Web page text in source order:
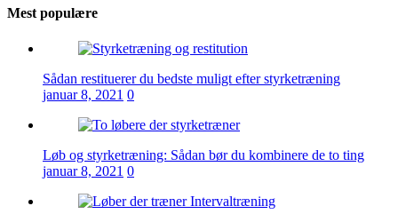
Mest populære
Sådan restituerer du bedste muligt efter styrketræning
januar 8, 2021 0
Løb og styrketræning: Sådan bør du kombinere de to ting
januar 8, 2021 0